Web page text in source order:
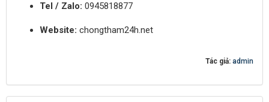
Tel / Zalo: 0945818877
Website: chongtham24h.net
Tác giả: admin